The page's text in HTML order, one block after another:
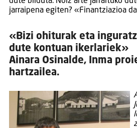
jarraipena egiten? «Finantziazioa
«Bizi ohiturak eta
dute kontuan ikerlariek»
Ainara Osinalde, Inma
hartzailea.